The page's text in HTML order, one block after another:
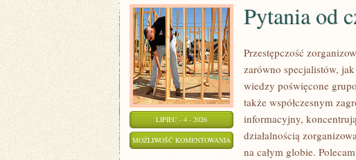
LIPIEC - 4 - 2026
MOŻLIWOŚĆ KOMENTOWANIA PYTANIA
Pytania od
Przestępczość
zarówno specjalistów,
wiedzy poświęcone
także współczesnym
informacyjny,
działalnością
na całym globie.